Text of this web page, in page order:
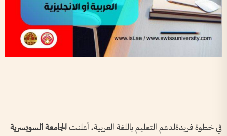
في خطوة فريدةلدعم التعليم باللغة العربية، أعلنتالجامعةالسويسرية